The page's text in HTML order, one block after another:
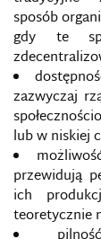
sposób
gdy te
zazwyczaj
lub w niskiej
przewidują
ich
teoretycznie
HAKER
HARD